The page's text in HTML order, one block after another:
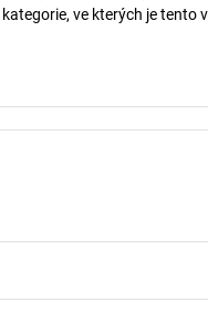
ve kterých je tento